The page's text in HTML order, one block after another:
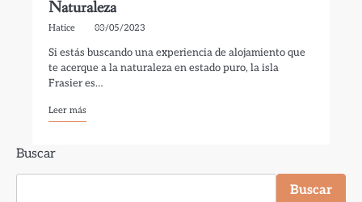
Naturaleza
Hatice 03/05/2023
Si estás buscando una experiencia de alojamiento que
te acerque a la naturaleza en estado puro, la isla
Frasier es…
Leer más
Buscar
Buscar